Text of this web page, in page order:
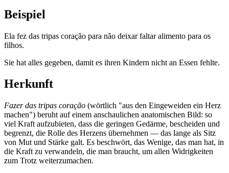
Beispiel
Ela fez das tripas coração para não deixar faltar alimento para os
filhos.
Sie hat alles gegeben, damit es ihren Kindern nicht an Essen fehlte.
Herkunft
Fazer das tripas coração (wörtlich "aus den Eingeweiden ein Herz
machen") beruht auf einem anschaulichen anatomischen Bild: so
viel Kraft aufzubieten, dass die geringen Gedärme, bescheiden und
begrenzt, die Rolle des Herzens übernehmen — das lange als Sitz
von Mut und Stärke galt. Es beschwört, das Wenige, das man hat, in
die Kraft zu verwandeln, die man braucht, um allen Widrigkeiten
zum Trotz weiterzumachen.